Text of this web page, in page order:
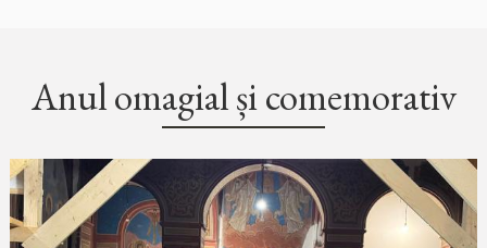
Anul omagial și comemorativ